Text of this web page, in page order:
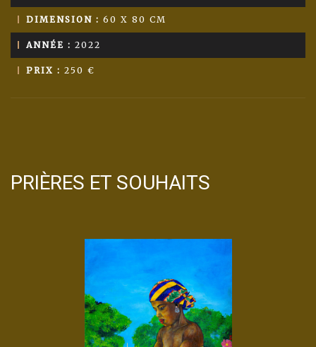
DIMENSION : 60 X 80 CM
ANNÉE : 2022
PRIX : 250 €
PRIÈRES ET SOUHAITS